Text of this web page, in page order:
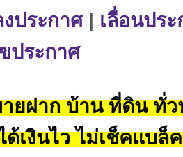
งประกาศ| เลื่อนปร
ประกาศ
ยฝาก บ้าน ที่ดิน ทั่ว
ด้เงินไว ไม่เช็คแบล็